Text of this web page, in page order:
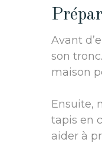
Avant
son
maison
Ensuite,
tapis en
aider à